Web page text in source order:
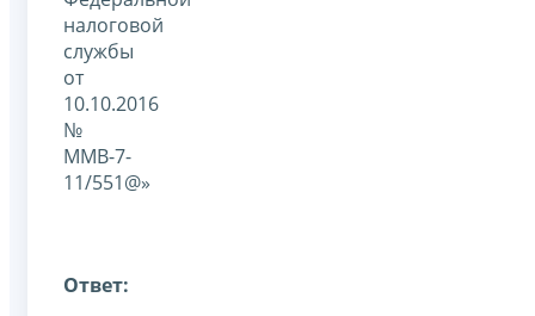
налоговой
службы
от
10.10.2016
№
ММВ-7-
11/551@»
Ответ: